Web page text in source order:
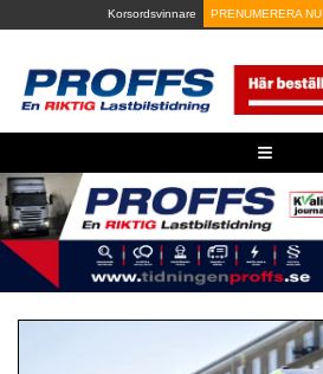
to
Korsordsvinnare PRENUMERERA NU
≡